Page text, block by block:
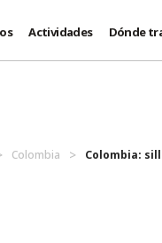
Actividades Dónde
Colombia Colombia: